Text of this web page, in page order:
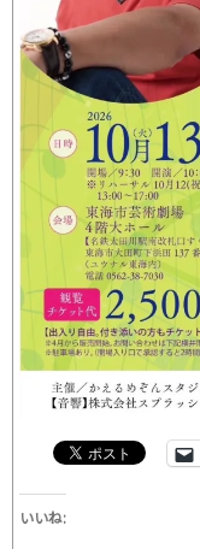
いいね: